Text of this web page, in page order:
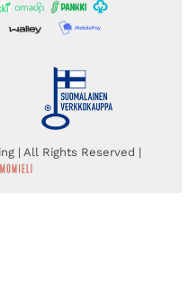
| All Rights Reserved |